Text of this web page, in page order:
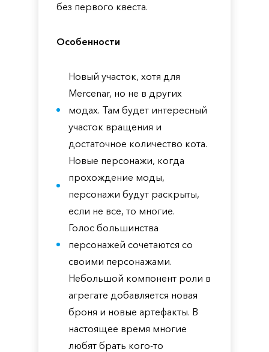
без первого квеста.
Особенности
Новый участок, хотя для
Mercenar, но не в других
модах. Там будет интересный
участок вращения и
достаточное количество кота.
Новые персонажи, когда
прохождение моды,
персонажи будут раскрыты,
если не все, то многие.
Голос большинства
персонажей сочетаются со
своими персонажами.
Небольшой компонент роли в
агрегате добавляется новая
броня и новые артефакты. В
настоящее время многие
любят брать кого-то